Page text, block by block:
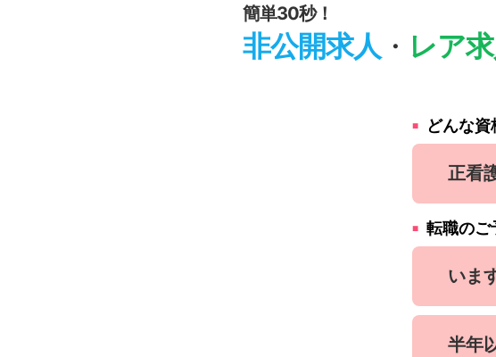
簡単30秒！
非公開求人 ・ レア
どんな資
正看
転職のご
いま
半年